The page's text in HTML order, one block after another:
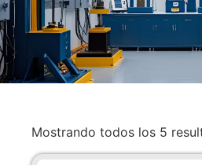
Mostrando todos los 5